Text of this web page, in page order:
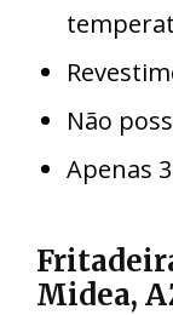
Não
Apenas
Midea,